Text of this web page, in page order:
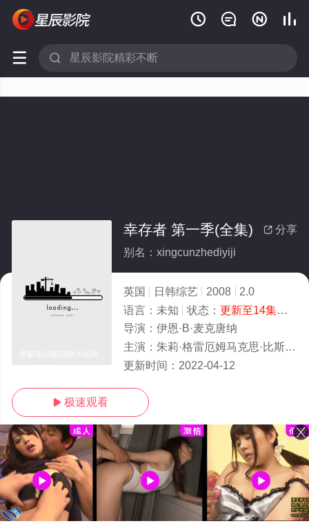
   
 
 分享
幸存者 第一季(全集)
别名：xingcunzhediyiji
英国 日韩综艺 2008
2.0
语言： 未知 状态： 更新至14集完结
导演： 伊恩·B·麦克唐纳
主演： 朱莉·格雷厄姆马克思·比斯雷佩特逊·约瑟夫
更新时间： 2022-04-12
 极速观看